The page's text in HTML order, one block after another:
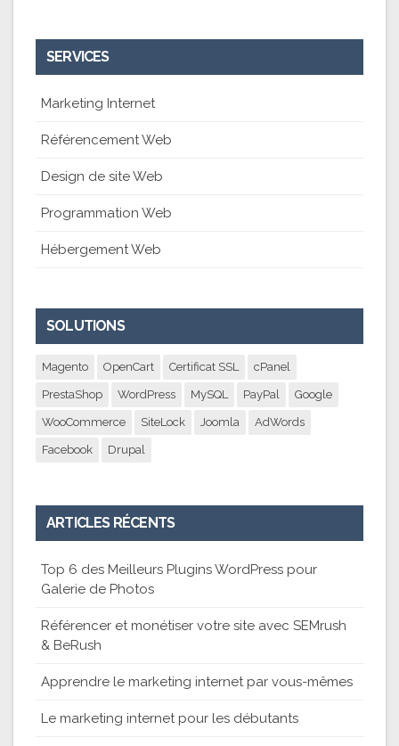
SERVICES
Marketing Internet
Référencement Web
Design de site Web
Programmation Web
Hébergement Web
SOLUTIONS
Magento OpenCart Certificat SSL cPanel
PrestaShop WordPress MySQL PayPal Google
WooCommerce SiteLock Joomla AdWords
Facebook Drupal
ARTICLES RÉCENTS
Top 6 des Meilleurs Plugins WordPress pour
Galerie de Photos
Référencer et monétiser votre site avec SEMrush
& BeRush
Apprendre le marketing internet par vous-mêmes
Le marketing internet pour les débutants